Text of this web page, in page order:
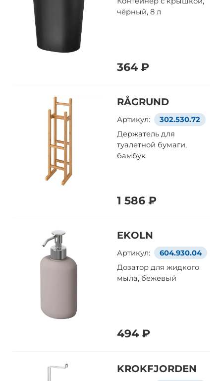
чёрный, 8 л
364 ₽
RÅGRUND
Артикул:
302.530.72
Держатель для
туалетной бумаги,
бамбук
1 586 ₽
EKOLN
Артикул:
604.930.04
Дозатор для жидкого
мыла, бежевый
494 ₽
KROKFJORDEN